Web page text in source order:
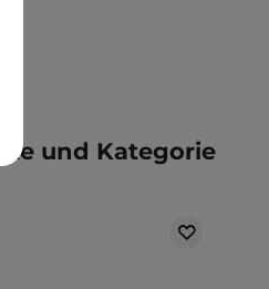
und Kategorie